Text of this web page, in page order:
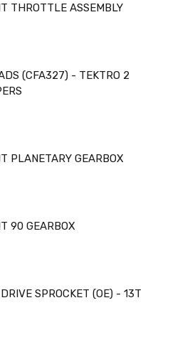
THROTTLE ASSEMBLY
(CFA327) - TEKTRO 2
PLANETARY GEARBOX
90 GEARBOX
SPROCKET (OE) - 13T